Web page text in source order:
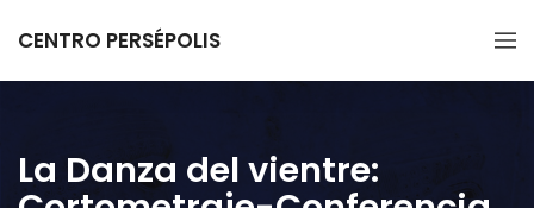
CENTRO PERSÉPOLIS
La Danza del vientre: